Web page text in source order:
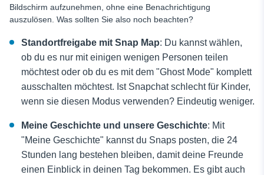
Bildschirm aufzunehmen, ohne eine Benachrichtigung
auszulösen. Was sollten Sie also noch beachten?
Standortfreigabe mit Snap Map: Du kannst wählen,
ob du es nur mit einigen wenigen Personen teilen
möchtest oder ob du es mit dem "Ghost Mode" komplett
ausschalten möchtest. Ist Snapchat schlecht für Kinder,
wenn sie diesen Modus verwenden? Eindeutig weniger.
Meine Geschichte und unsere Geschichte: Mit
"Meine Geschichte" kannst du Snaps posten, die 24
Stunden lang bestehen bleiben, damit deine Freunde
einen Einblick in deinen Tag bekommen. Es gibt auch